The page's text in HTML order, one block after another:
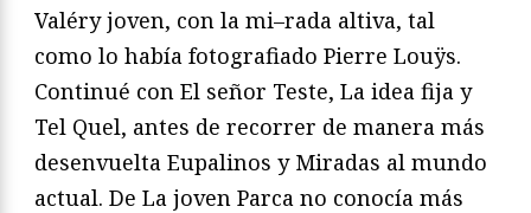
Valéry joven, con la mi–rada altiva, tal
como lo había fotografiado Pierre Louÿs.
Continué con El señor Teste, La idea fija y
Tel Quel, antes de recorrer de manera más
desenvuelta Eupalinos y Miradas al mundo
actual. De La joven Parca no conocía más